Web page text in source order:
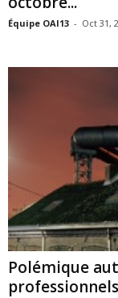
Équipe OAI13 - Oct 31,
Polémique